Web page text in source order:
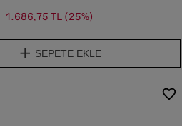
1.686,75 TL (25%)
SEPETE EKLE